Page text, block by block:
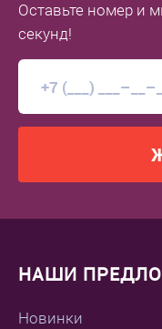
Оставьте номер и
секунд!
НАШИ
Новинки